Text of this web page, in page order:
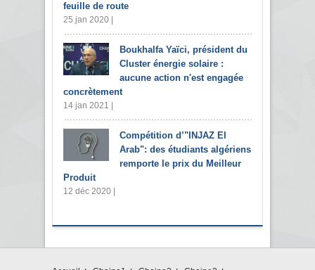
feuille de route
25 jan 2020 |
Boukhalfa Yaïci, président du
Cluster énergie solaire :
aucune action n'est engagée
concrètement
14 jan 2021 |
Compétition d’"INJAZ El
Arab": des étudiants algériens
remporte le prix du Meilleur
Produit
12 déc 2020 |